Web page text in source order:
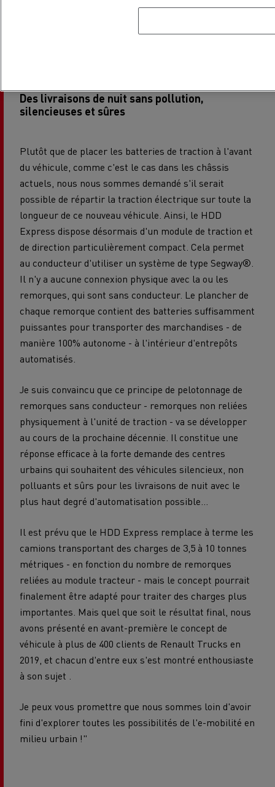
qualités écologiques, mais aussi à la sécurité des
Des livraisons de nuit sans pollution,
silencieuses et sûres
Plutôt que de placer les batteries de traction à l'avant
du véhicule, comme c'est le cas dans les châssis
actuels, nous nous sommes demandé s'il serait
possible de répartir la traction électrique sur toute la
longueur de ce nouveau véhicule. Ainsi, le HDD
Express dispose désormais d'un module de traction et
de direction particulièrement compact. Cela permet
au conducteur d'utiliser un système de type Segway®.
Il n'y a aucune connexion physique avec la ou les
remorques, qui sont sans conducteur. Le plancher de
chaque remorque contient des batteries suffisamment
puissantes pour transporter des marchandises - de
manière 100% autonome - à l'intérieur d'entrepôts
automatisés.
Je suis convaincu que ce principe de pelotonnage de
remorques sans conducteur - remorques non reliées
physiquement à l'unité de traction - va se développer
au cours de la prochaine décennie. Il constitue une
réponse efficace à la forte demande des centres
urbains qui souhaitent des véhicules silencieux, non
polluants et sûrs pour les livraisons de nuit avec le
plus haut degré d'automatisation possible...
Il est prévu que le HDD Express remplace à terme les
camions transportant des charges de 3,5 à 10 tonnes
métriques - en fonction du nombre de remorques
reliées au module tracteur - mais le concept pourrait
finalement être adapté pour traiter des charges plus
importantes. Mais quel que soit le résultat final, nous
avons présenté en avant-première le concept de
véhicule à plus de 400 clients de Renault Trucks en
2019, et chacun d'entre eux s'est montré enthousiaste
à son sujet .
Je peux vous promettre que nous sommes loin d'avoir
fini d'explorer toutes les possibilités de l'e-mobilité en
milieu urbain !"